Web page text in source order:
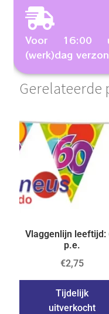
Voor 16:00
(werk)dag
Gerelateerde
Vlaggenlijn leeftijd:
p.e.
€2,75
Tijdelijk
uitverkocht